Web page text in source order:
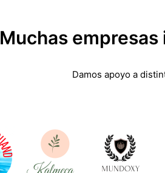
Muchas
Damos apoyo a